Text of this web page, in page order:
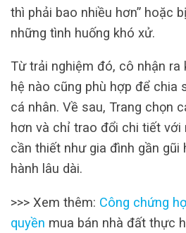
thì phải bao nhiều hơn” hoặc
những tình huống khó xử.
Từ trải nghiệm đó, cô nhận ra
hệ nào cũng phù hợp để chia
cá nhân. Về sau, Trang chọn
hơn và chỉ trao đổi chi tiết
cần thiết như gia đình gần gũi
hành lâu dài.
>>> Xem thêm: Công chứng
quyền mua bán nhà đất thực